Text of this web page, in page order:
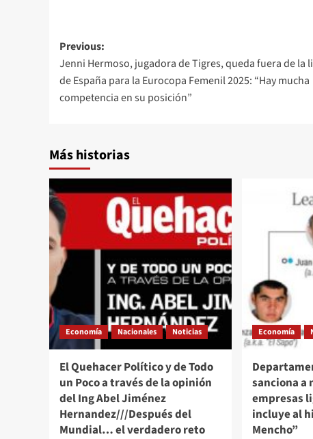
Post
navigation
Previous:
Jenni Hermoso, jugadora de Tigres, queda fuera de la
de España para la Eurocopa Femenil 2025: “Hay mucha
competencia en su posición”
Más historias
Economía Nacionales Noticias
El Quehacer Político y de Todo
un Poco a través de la opinión
del Ing Abel Jiménez
Hernandez///Después del
Mundial… el verdadero reto
Economía
sanciona a
empresas
incluye al
Mencho”